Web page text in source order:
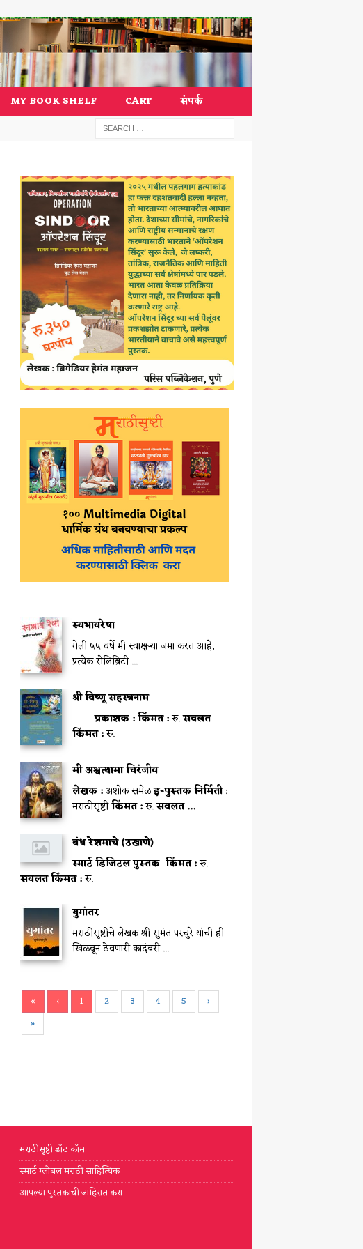
MY BOOK SHELF CART संपर्क
स्वभावरेषा
गेली ५५ वर्षे मी स्वाक्षऱ्या जमा करत आहे,
प्रत्येक सेलिब्रिटी ...
श्री विष्णू सहस्त्रनाम
प्रकाशक :किंमत :रु.सवलत
किंमत :रु.
मी अश्वत्थामा चिरंजीव
लेखक :अशोक समेळइ-पुस्तक निर्मिती:
मराठीसृष्टीकिंमत :रु.सवलत ...
बंध रेशमाचे (उखाणे)
स्मार्ट डिजिटल पुस्तक किंमत :रु.
सवलत किंमत :रु.
युगांतर
मराठीसृष्टीचे लेखक श्री सुमंत परचुरे यांची ही
खिळवून ठेवणारी कादंबरी ...
« ‹ 1 2 3 4 5
›
»
मराठीसृष्टी डॉट कॉम
स्मार्ट ग्लोबल मराठी साहित्यिक
आपल्या पुस्तकाची जाहिरात करा